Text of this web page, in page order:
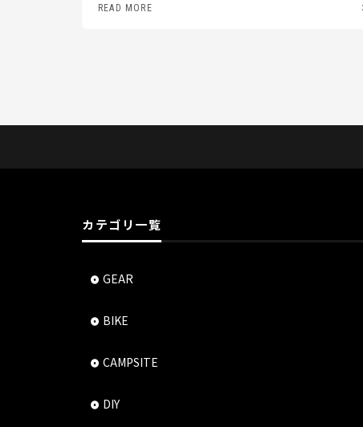
READ MORE
カテゴリ一覧
GEAR
BIKE
CAMPSITE
DIY